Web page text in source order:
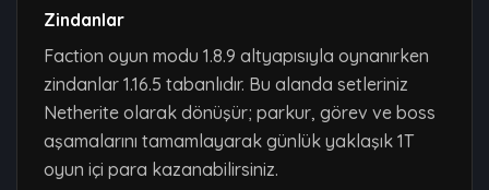
Zindanlar
Faction oyun modu 1.8.9 altyapısıyla oynanırken
zindanlar 1.16.5 tabanlıdır. Bu alanda setleriniz
Netherite olarak dönüşür; parkur, görev ve boss
aşamalarını tamamlayarak günlük yaklaşık 1T
oyun içi para kazanabilirsiniz.